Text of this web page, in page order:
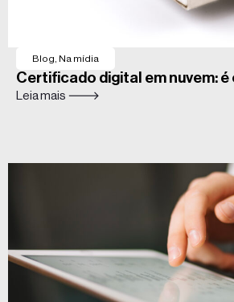
Blog Na mídia
Certificado digital em nuvem:
Leia mais 🡒